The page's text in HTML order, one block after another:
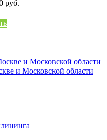
руб.
и Московской области
и Московской области